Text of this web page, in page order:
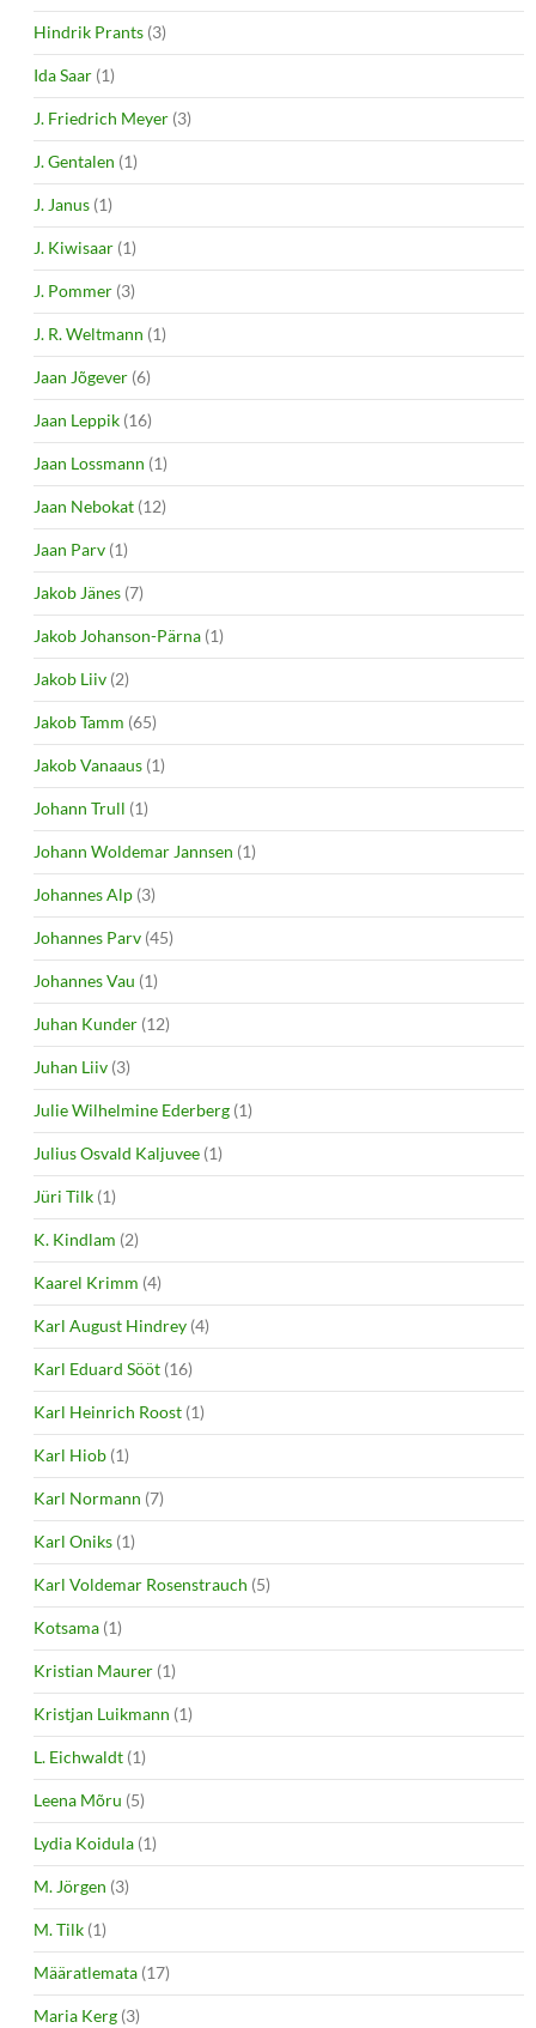
Hindrik Prants (3)
Ida Saar (1)
J. Friedrich Meyer (3)
J. Gentalen (1)
J. Janus (1)
J. Kiwisaar (1)
J. Pommer (3)
J. R. Weltmann (1)
Jaan Jõgever (6)
Jaan Leppik (16)
Jaan Lossmann (1)
Jaan Nebokat (12)
Jaan Parv (1)
Jakob Jänes (7)
Jakob Johanson-Pärna (1)
Jakob Liiv (2)
Jakob Tamm (65)
Jakob Vanaaus (1)
Johann Trull (1)
Johann Woldemar Jannsen (1)
Johannes Alp (3)
Johannes Parv (45)
Johannes Vau (1)
Juhan Kunder (12)
Juhan Liiv (3)
Julie Wilhelmine Ederberg (1)
Julius Osvald Kaljuvee (1)
Jüri Tilk (1)
K. Kindlam (2)
Kaarel Krimm (4)
Karl August Hindrey (4)
Karl Eduard Sööt (16)
Karl Heinrich Roost (1)
Karl Hiob (1)
Karl Normann (7)
Karl Oniks (1)
Karl Voldemar Rosenstrauch (5)
Kotsama (1)
Kristian Maurer (1)
Kristjan Luikmann (1)
L. Eichwaldt (1)
Leena Mõru (5)
Lydia Koidula (1)
M. Jörgen (3)
M. Tilk (1)
Määratlemata (17)
Maria Kerg (3)